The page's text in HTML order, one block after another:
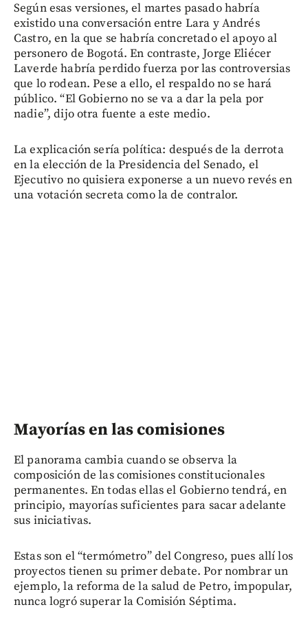
Según esas versiones, el martes pasado habría
existido una conversación entre Lara y Andrés
Castro, en la que se habría concretado el apoyo al
personero de Bogotá. En contraste, Jorge Eliécer
Laverde habría perdido fuerza por las controversias
que lo rodean. Pese a ello, el respaldo no se hará
público. “El Gobierno no se va a dar la pela por
nadie”, dijo otra fuente a este medio.
La explicación sería política: después de la derrota
en la elección de la Presidencia del Senado, el
Ejecutivo no quisiera exponerse a un nuevo revés en
una votación secreta como la de contralor.
Mayorías en las comisiones
El panorama cambia cuando se observa la
composición de las comisiones constitucionales
permanentes. En todas ellas el Gobierno tendrá, en
principio, mayorías suficientes para sacar adelante
sus iniciativas.
Estas son el “termómetro” del Congreso, pues allí los
proyectos tienen su primer debate. Por nombrar un
ejemplo, la reforma de la salud de Petro, impopular,
nunca logró superar la Comisión Séptima.